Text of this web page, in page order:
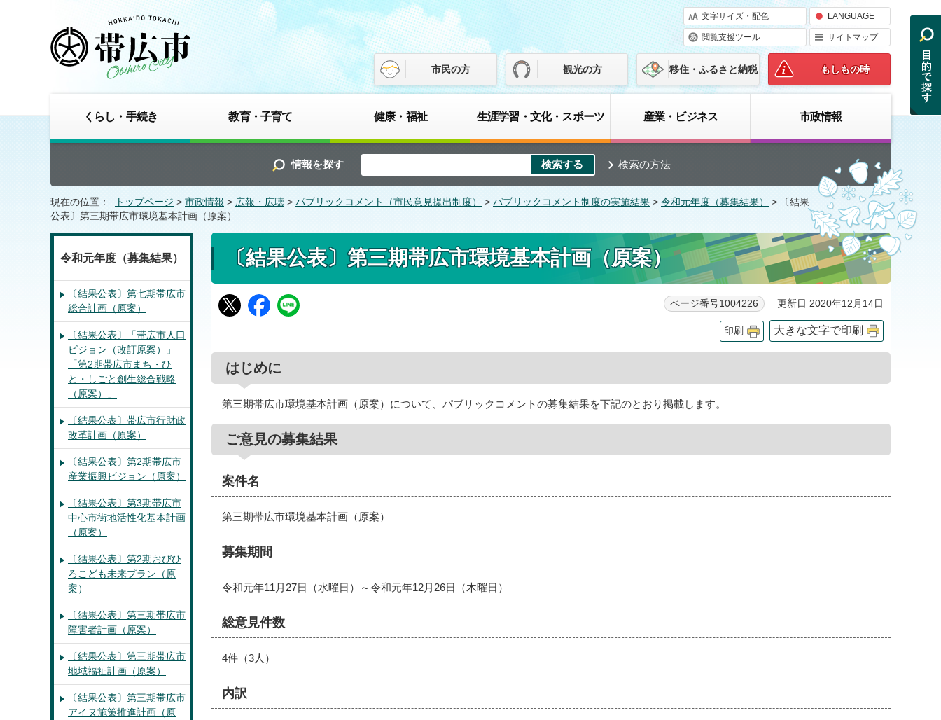
文字サイズ・配色 LANGUAGE
閲覧支援ツール サイトマップ
市民の方 観光の方 移住・ふるさと納税 もしもの時
くらし・手続き 教育・子育て 健康・福祉 生涯学習・文化・スポーツ 産業・ビジネス 市政情報
情報を探す 検索の方法
現在の位置： トップページ > 市政情報 > 広報・広聴 > パブリックコメント（市民意見提出制度） > パブリックコメント制度の実施結果 > 令和元年度（募集結果）
> 〔結果
公表〕第三期帯広市環境基本計画（原案）
〔結果公表〕第三期帯広市環境基本計画（原案）
ページ番号1004226 更新日 2020年12月14日
印刷 大きな文字で印刷
はじめに
第三期帯広市環境基本計画（原案）について、パブリックコメントの募集結果を下記のとおり掲載します。
ご意見の募集結果
案件名
第三期帯広市環境基本計画（原案）
募集期間
令和元年11月27日（水曜日）～令和元年12月26日（木曜日）
総意見件数
4件（3人）
内訳
令和元年度（募集結果）
〔結果公表〕第七期帯広市
総合計画（原案）
〔結果公表〕「帯広市人口
ビジョン（改訂原案）」
「第2期帯広市まち・ひ
と・しごと創生総合戦略
（原案）」
〔結果公表〕帯広市行財政
改革計画（原案）
〔結果公表〕第2期帯広市
産業振興ビジョン（原案）
〔結果公表〕第3期帯広市
中心市街地活性化基本計画
（原案）
〔結果公表〕第2期おびひ
ろこども未来プラン（原
案）
〔結果公表〕第三期帯広市
障害者計画（原案）
〔結果公表〕第三期帯広市
地域福祉計画（原案）
〔結果公表〕第三期帯広市
アイヌ施策推進計画（原